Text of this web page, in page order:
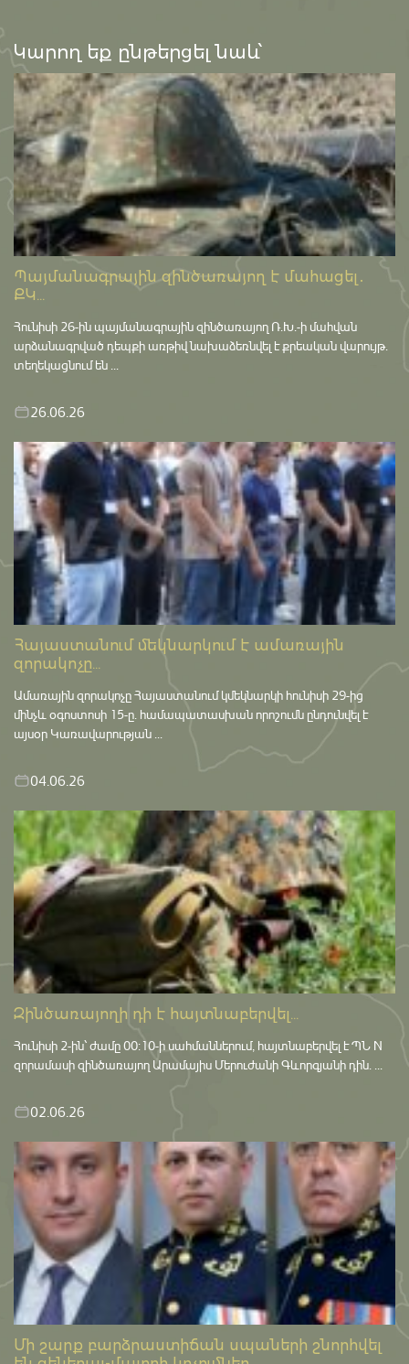
Կարող եք ընթերցել նաև՝
Պայմանագրային զինծառայող է մահացել․
ՔԿ...
Հունիսի 26-ին պայմանագրային զինծառայող Ռ.Խ.-ի մահվան
արձանագրված դեպքի առթիվ նախաձեռնվել է քրեական վարույթ․
տեղեկացնում են ...
26.06.26
Հայաստանում մեկնարկում է ամառային
զորակոչը...
Ամառային զորակոչը Հայաստանում կմեկնարկի հունիսի 29-ից
մինչև օգոստոսի 15-ը․ համապատասխան որոշումն ընդունվել է
այսօր Կառավարության ...
04.06.26
Զինծառայողի դի է հայտնաբերվել...
Հունիսի 2-ին՝ ժամը 00:10-ի սահմաններում, հայտնաբերվել է ՊՆ N
զորամասի զինծառայող Արամայիս Մերուժանի Գևորգյանի դին. ...
02.06.26
Մի շարք բարձրաստիճան սպաների շնորհվել